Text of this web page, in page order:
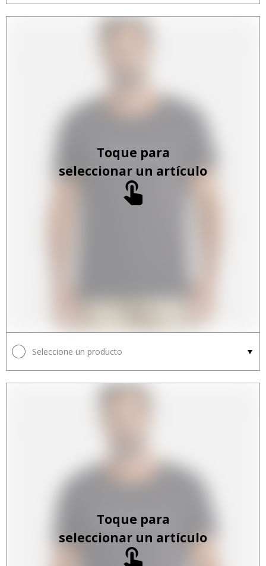
Toque para
seleccionar un artículo
Seleccione un producto
Toque para
seleccionar un artículo